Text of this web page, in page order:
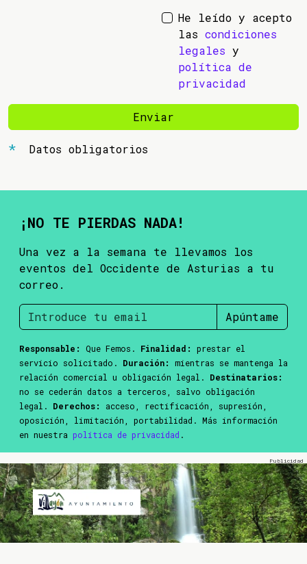
He leído y acepto
las condiciones
legales y
política de
privacidad
Enviar
Datos obligatorios
¡NO TE PIERDAS NADA!
Una vez a la semana te llevamos los
eventos del Occidente de Asturias a tu
correo.
Apúntame
Responsable: Que Femos. Finalidad:
prestar el
servicio solicitado. Duración:
mientras se mantenga la
relación comercial u obligación legal. Destinatarios:
no se cederán datos a terceros, salvo obligación
legal. Derechos:
acceso, rectificación, supresión,
oposición, limitación, portabilidad. Más información
en nuestra política de privacidad .